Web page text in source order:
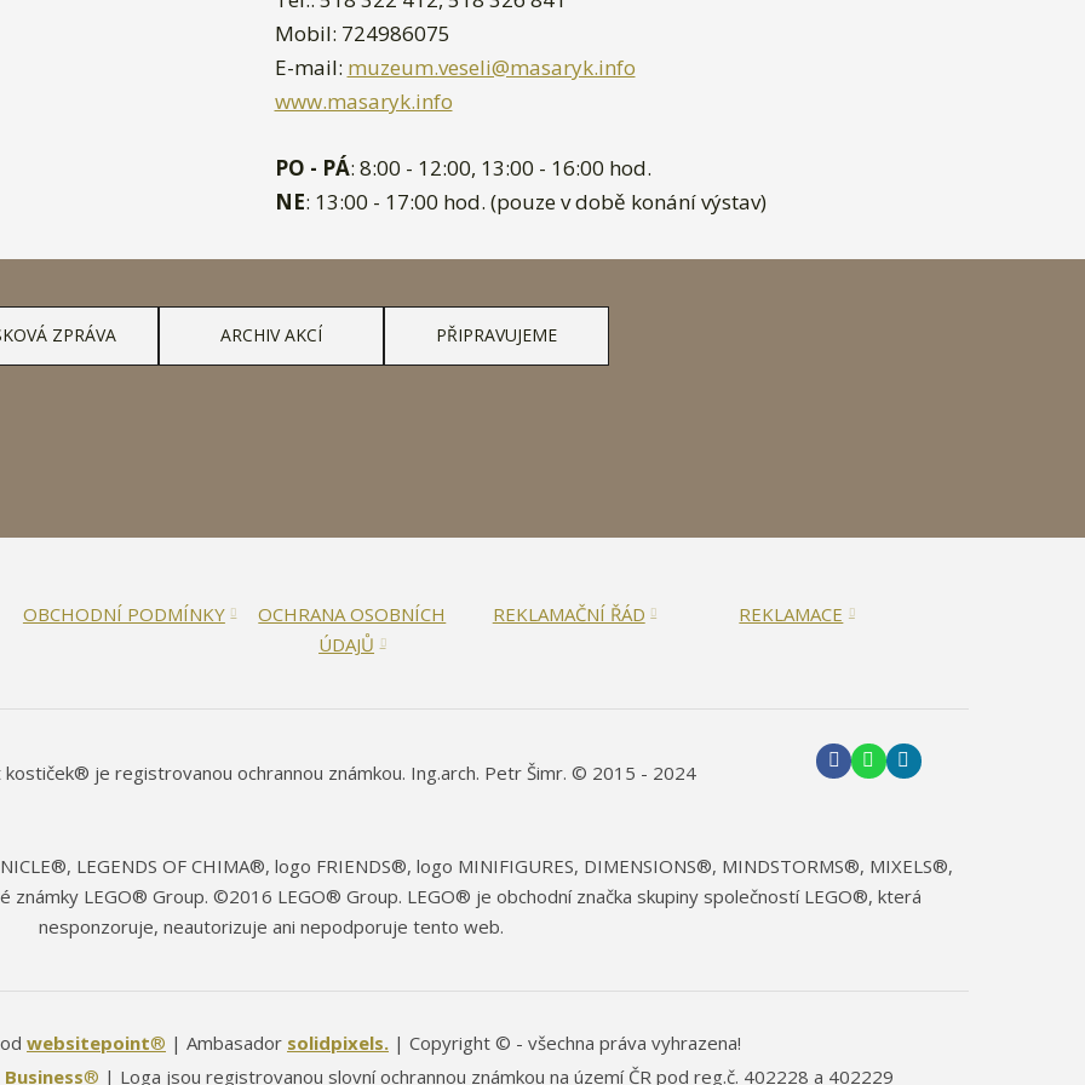
Mobil: 724986075
E-mail: muzeum.veseli@masaryk.info
www.masaryk.info
PO - PÁ: 8:00 - 12:00, 13:00 - 16:00 hod.
NE: 13:00 - 17:00 hod. (pouze v době konání výstav)
ZPRÁVA ARCHIV AKCÍ PŘIPRAVUJEME
OBCHODNÍ PODMÍNKY
OCHRANA OSOBNÍCH
ÚDAJŮ
REKLAMAČNÍ ŘÁD REKLAMACE
kostiček® je registrovanou ochrannou známkou. Ing.arch. Petr Šimr. © 2015 - 2024
LEGENDS OF CHIMA®, logo FRIENDS®, logo MINIFIGURES, DIMENSIONS®, MINDSTORMS®, MIXELS®,
známky LEGO® Group. ©2016 LEGO® Group. LEGO® je obchodní značka skupiny společností LEGO®, která
nesponzoruje, neautorizuje ani nepodporuje tento web.
websitepoint® | Ambasador solidpixels. | Copyright © - všechna práva vyhrazena!
® | Loga jsou registrovanou slovní ochrannou známkou na území ČR pod reg.č. 402228 a 402229